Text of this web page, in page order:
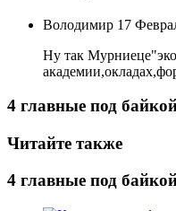
Володимир 17
Ну так
4 главные под
Читайте также
4 главные под